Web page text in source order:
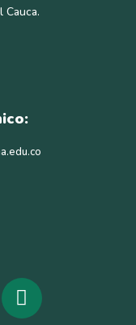
Cauca.